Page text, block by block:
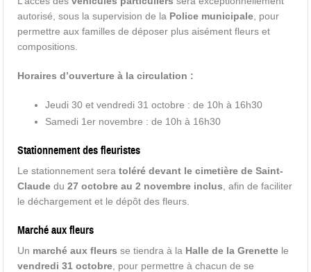
autorisé, sous la supervision de la Police municipale , pour
permettre aux familles de déposer plus aisément fleurs et
compositions.
Horaires d’ouverture à la circulation :
Jeudi 30 et vendredi 31 octobre : de 10h à 16h30
Samedi 1er novembre : de 10h à 16h30
Stationnement des fleuristes
Le stationnement seratoléré devant le cimetière de Saint-
Claude du27 octobre au 2 novembre inclus , afin de faciliter
le déchargement et le dépôt des fleurs.
Marché aux fleurs
Un marché aux fleurs se tiendra à la Halle de la Grenette le
vendredi 31 octobre , pour permettre à chacun de se